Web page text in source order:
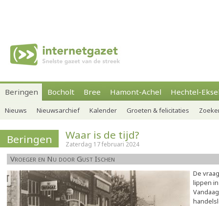
Beringen Bocholt Bree Hamont-Achel Hechtel-
Nieuws Nieuwsarchief Kalender Groeten & felicitaties
Beringen Waar is de tijd?
Zaterdag 17 februari 2024
Vroeger en Nu door Gust Ischen
De
lippen